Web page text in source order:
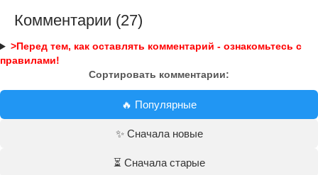
Комментарии (27)
>Перед тем, как оставлять комментарий - ознакомьтесь с
правилами!
Сортировать комментарии:
🔥 Популярные
✨ Сначала новые
⏳ Сначала старые